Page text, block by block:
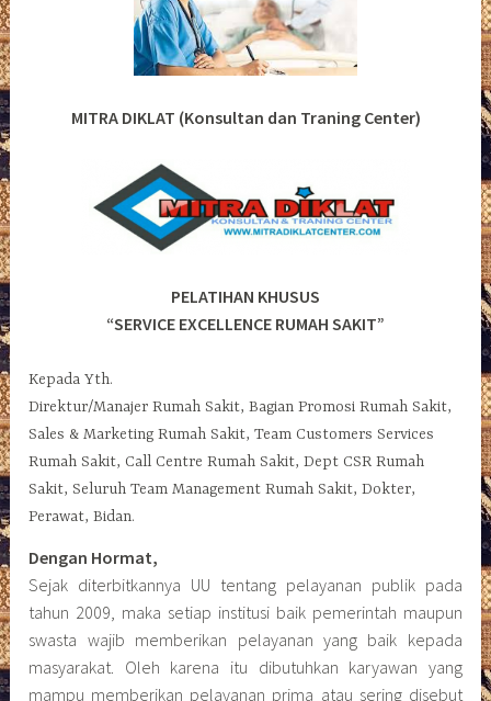
MITRA DIKLAT (Konsultan dan Traning Center)
PELATIHAN KHUSUS
“SERVICE EXCELLENCE RUMAH SAKIT”
Kepada Yth.
Direktur/Manajer Rumah Sakit, Bagian Promosi Rumah Sakit,
Sales & Marketing Rumah Sakit, Team Customers Services
Rumah Sakit, Call Centre Rumah Sakit, Dept CSR Rumah
Sakit, Seluruh Team Management Rumah Sakit, Dokter,
Perawat, Bidan.
Dengan Hormat,
Sejak diterbitkannya UU tentang pelayanan publik pada
tahun 2009, maka setiap institusi baik pemerintah maupun
swasta wajib memberikan pelayanan yang baik kepada
masyarakat. Oleh karena itu dibutuhkan karyawan yang
mampu memberikan pelayanan prima atau sering disebut